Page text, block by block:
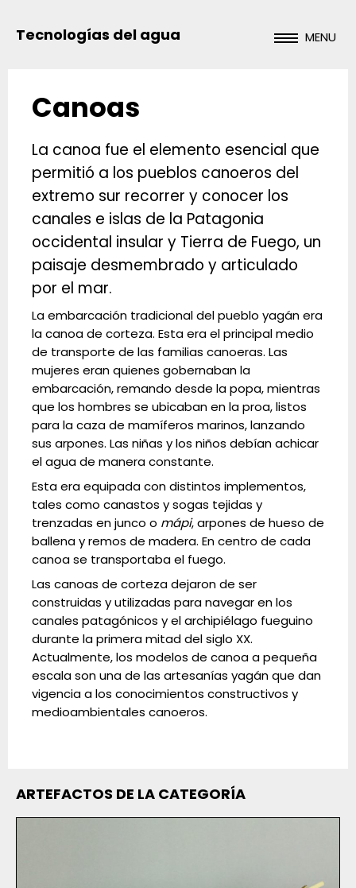
Tecnologías del agua MENU
Canoas
La canoa fue el elemento esencial que
permitió a los pueblos canoeros del
extremo sur recorrer y conocer los
canales e islas de la Patagonia
occidental insular y Tierra de Fuego, un
paisaje desmembrado y articulado
por el mar.
La embarcación tradicional del pueblo yagán era
la canoa de corteza. Esta era el principal medio
de transporte de las familias canoeras. Las
mujeres eran quienes gobernaban la
embarcación, remando desde la popa, mientras
que los hombres se ubicaban en la proa, listos
para la caza de mamíferos marinos, lanzando
sus arpones. Las niñas y los niños debían achicar
el agua de manera constante.
Esta era equipada con distintos implementos,
tales como canastos y sogas tejidas y
trenzadas en junco o mápi, arpones de hueso de
ballena y remos de madera. En centro de cada
canoa se transportaba el fuego.
Las canoas de corteza dejaron de ser
construidas y utilizadas para navegar en los
canales patagónicos y el archipiélago fueguino
durante la primera mitad del siglo XX.
Actualmente, los modelos de canoa a pequeña
escala son una de las artesanías yagán que dan
vigencia a los conocimientos constructivos y
medioambientales canoeros.
ARTEFACTOS DE LA CATEGORÍA